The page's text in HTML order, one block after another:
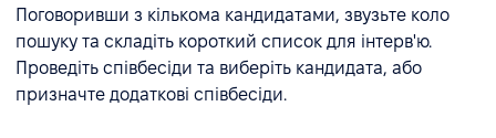
Поговоривши з кількома кандидатами, звузьте коло
пошуку та складіть короткий список для інтерв'ю.
Проведіть співбесіди та виберіть кандидата, або
призначте додаткові співбесіди.